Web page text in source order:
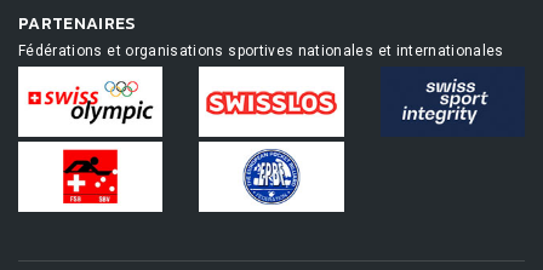
PARTENAIRES
Fédérations et organisations sportives nationales et internationales